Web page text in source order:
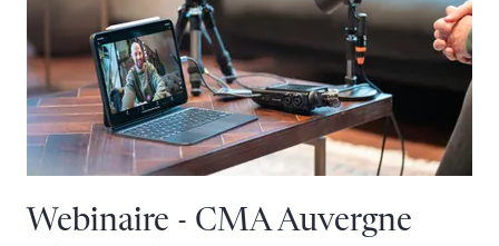
Webinaire - CMA Auvergne